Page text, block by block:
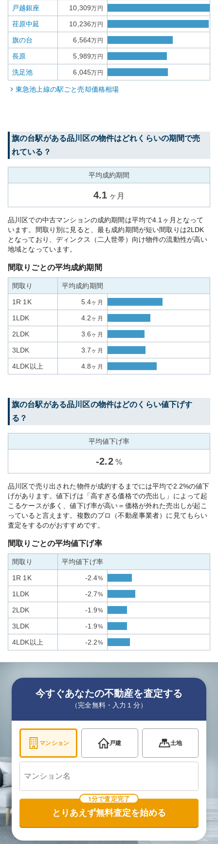
戸越銀座 10,309万円
荏原中延 10,236万円
旗の台 6,564万円
長原 5,989万円
洗足池 6,045万円
東急池上線の駅ごと売却価格相場
旗の台駅がある品川区の物件はどれくらいの期間で売
れている？
平均成約期間
4.1 ヶ月
品川区での中古マンションの成約期間は平均で4.1ヶ月となって
います。間取り別に見ると、最も成約期間が短い間取りは2LDK
となっており、ディンクス（二人世帯）向け物件の流動性が高い
地域となっています。
間取りごとの平均成約期間
間取り 平均成約期間
1R 1K 5.4ヶ月
1LDK 4.2ヶ月
2LDK 3.6ヶ月
3LDK 3.7ヶ月
4LDK以上 4.8ヶ月
旗の台駅がある品川区の物件はどのくらい値下げす
る？
平均値下げ率
-2.2 %
品川区で売り出された物件が成約するまでには平均で2.2%の値下
げがあります。値下げは「高すぎる価格での売出し」によって起
こるケースが多く、値下げ率が高い＝価格が外れた売出しが起こ
っていると言えます。複数のプロ（不動産事業者）に見てもらい
査定をするのがおすすめです。
間取りごとの平均値下げ率
間取り 平均値下げ率
1R 1K -2.4%
1LDK -2.7%
2LDK -1.9%
3LDK -1.9%
4LDK以上 -2.2%
今すぐあなたの不動産を査定する
（完全無料・入力１分）
マンション 戸建 土地
1分で査定完了
とりあえず無料査定を始める